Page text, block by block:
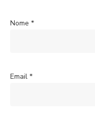
Nome *
Email *